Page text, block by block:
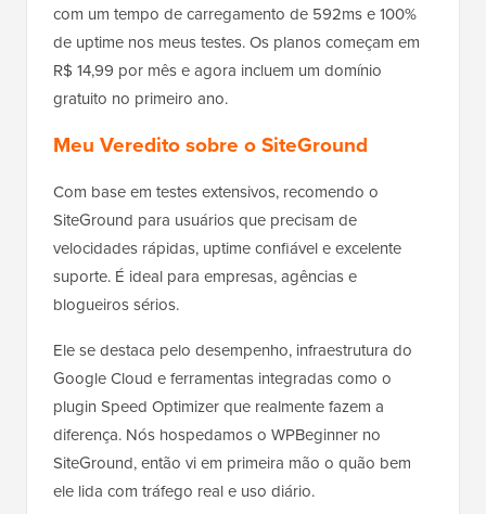
com um tempo de carregamento de 592ms e 100%
de uptime nos meus testes. Os planos começam em
R$ 14,99 por mês e agora incluem um domínio
gratuito no primeiro ano.
Meu Veredito sobre o SiteGround
Com base em testes extensivos, recomendo o
SiteGround para usuários que precisam de
velocidades rápidas, uptime confiável e excelente
suporte. É ideal para empresas, agências e
blogueiros sérios.
Ele se destaca pelo desempenho, infraestrutura do
Google Cloud e ferramentas integradas como o
plugin Speed Optimizer que realmente fazem a
diferença. Nós hospedamos o WPBeginner no
SiteGround, então vi em primeira mão o quão bem
ele lida com tráfego real e uso diário.